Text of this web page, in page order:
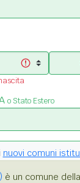
o Stato Estero
nuovi comuni
è un comune